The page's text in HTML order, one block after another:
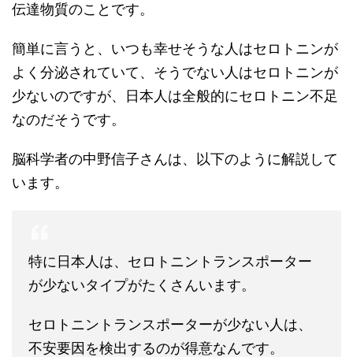
伝達物質のことです。
簡単に言うと、いつも幸せそうな人はセロトニンが
よく分泌されていて、そうでない人はセロトニンが
少ないのですが、日本人は全般的にセロトニン不足
なのだそうです。
脳科学者の中野信子さんは、以下のように解説して
います。
特に日本人は、セロトニントランスポーター
が少ないタイプがたくさんいます。
セロトニントランスポーターが少ない人は、
不安要因を検出するのが得意なんです。